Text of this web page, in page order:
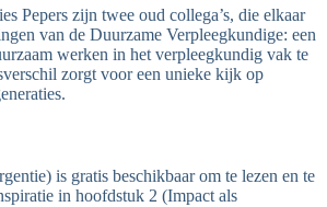
Pepers zijn twee oud collega’s, die elkaar
van de Duurzame Verpleegkundige: een
werken in het verpleegkundig vak te
zorgt voor een unieke kijk op
is gratis beschikbaar om te lezen en te
in hoofdstuk 2 (Impact als